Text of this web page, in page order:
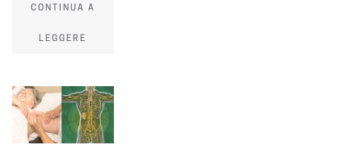
CONTINUA A
LEGGERE